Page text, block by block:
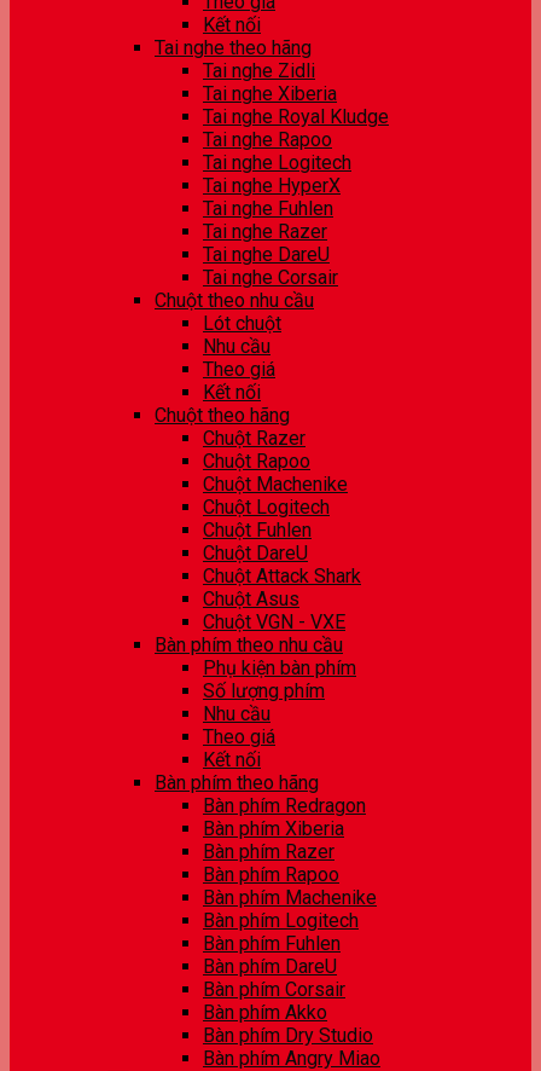
Kết nối
Tai nghe theo hãng
Tai nghe Zidli
Tai nghe Xiberia
Tai nghe Royal Kludge
Tai nghe Rapoo
Tai nghe Logitech
Tai nghe HyperX
Tai nghe Fuhlen
Tai nghe Razer
Tai nghe DareU
Tai nghe Corsair
Chuột theo nhu cầu
Lót chuột
Nhu cầu
Theo giá
Kết nối
Chuột theo hãng
Chuột Razer
Chuột Rapoo
Chuột Machenike
Chuột Logitech
Chuột Fuhlen
Chuột DareU
Chuột Attack Shark
Chuột Asus
Chuột VGN - VXE
Bàn phím theo nhu cầu
Phụ kiện bàn phím
Số lượng phím
Nhu cầu
Theo giá
Kết nối
Bàn phím theo hãng
Bàn phím Redragon
Bàn phím Xiberia
Bàn phím Razer
Bàn phím Rapoo
Bàn phím Machenike
Bàn phím Logitech
Bàn phím Fuhlen
Bàn phím DareU
Bàn phím Corsair
Bàn phím Akko
Bàn phím Dry Studio
Bàn phím Angry Miao